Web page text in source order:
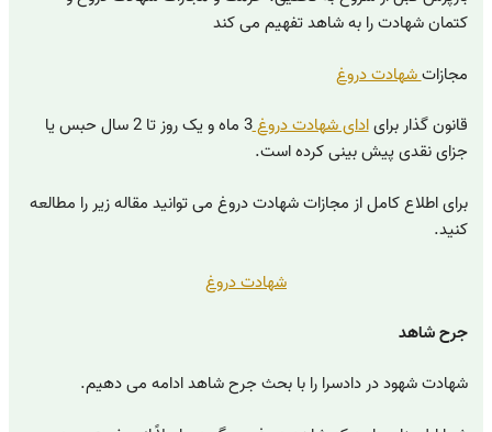
کتمان شهادت را به شاهد تفهیم می کند
مجازاتشهادت دروغ
قانون گذار برایادای شهادت دروغ
3 ماه و یک روز تا 2 سال حبس یا
جزای نقدی پیش بینی کرده است.
برای اطلاع کامل از مجازات شهادت دروغ می توانید مقاله زیر را مطالعه
کنید.
شهادت دروغ
جرح شاهد
شهادت شهود در دادسرا را با بحث جرح شاهد ادامه می دهیم.